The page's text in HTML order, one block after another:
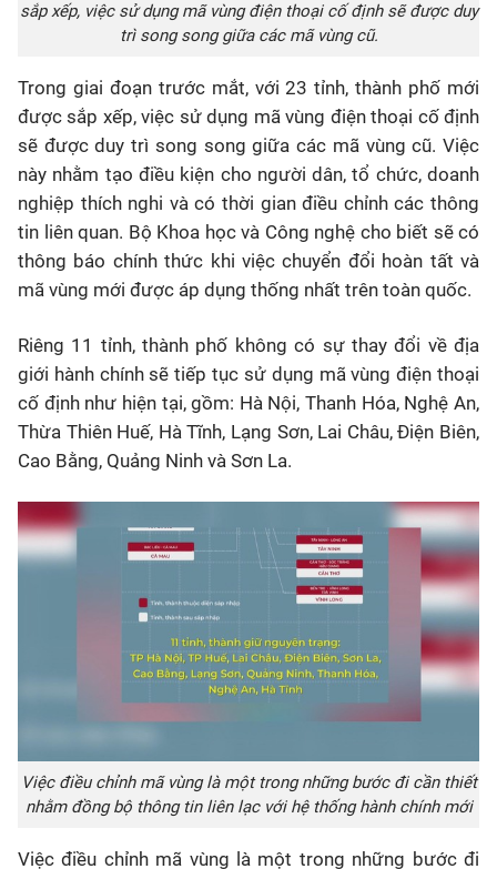
sắp xếp, việc sử dụng mã vùng điện thoại cố định sẽ được duy
trì song song giữa các mã vùng cũ.
Trong giai đoạn trước mắt, với 23 tỉnh, thành phố mới
được sắp xếp, việc sử dụng mã vùng điện thoại cố định
sẽ được duy trì song song giữa các mã vùng cũ. Việc
này nhằm tạo điều kiện cho người dân, tổ chức, doanh
nghiệp thích nghi và có thời gian điều chỉnh các thông
tin liên quan. Bộ Khoa học và Công nghệ cho biết sẽ có
thông báo chính thức khi việc chuyển đổi hoàn tất và
mã vùng mới được áp dụng thống nhất trên toàn quốc.
Riêng 11 tỉnh, thành phố không có sự thay đổi về địa
giới hành chính sẽ tiếp tục sử dụng mã vùng điện thoại
cố định như hiện tại, gồm: Hà Nội, Thanh Hóa, Nghệ An,
Thừa Thiên Huế, Hà Tĩnh, Lạng Sơn, Lai Châu, Điện Biên,
Cao Bằng, Quảng Ninh và Sơn La.
Việc điều chỉnh mã vùng là một trong những bước đi cần thiết
nhằm đồng bộ thông tin liên lạc với hệ thống hành chính mới
Việc điều chỉnh mã vùng là một trong những bước đi